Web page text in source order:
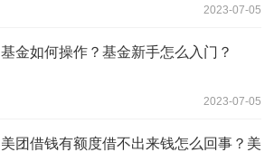
2023-07-05
基金如何操作？基金新手怎么入门？
2023-07-05
美团借钱有额度借不出来钱怎么回事？美